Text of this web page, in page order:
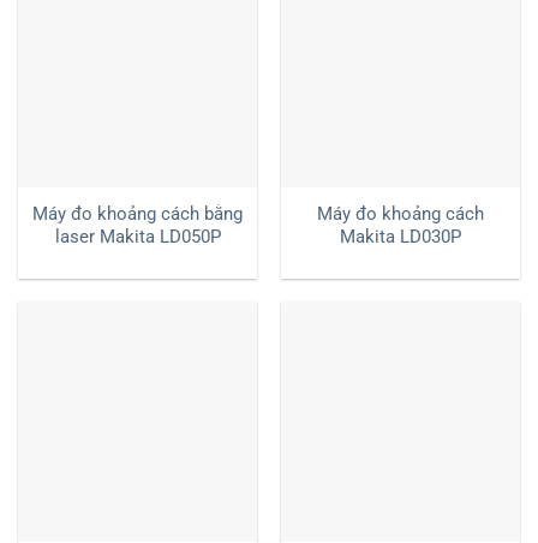
Máy đo khoảng cách bằng
laser Makita LD050P
Máy đo khoảng cách
Makita LD030P